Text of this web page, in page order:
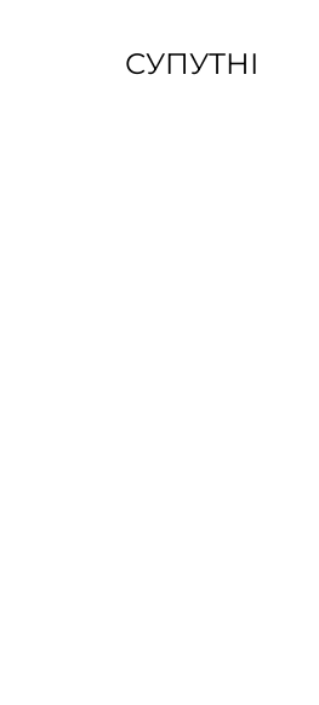
СУПУТНІ